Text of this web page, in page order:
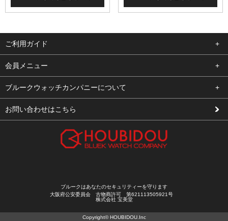
ご利用ガイド
よくある質問
支払い・送料
修理依頼
会員メニュー
ログイン
お気に入り
ブルークウォッチカンパニーについて
会社概要
お問い合わせはこちら
ブルークはあなたのセキュリティーを守ります
大阪府公安委員会 古物商許可 第621113505921号
株式会社 宝美堂
Copyright© HOUBIDOU.Inc